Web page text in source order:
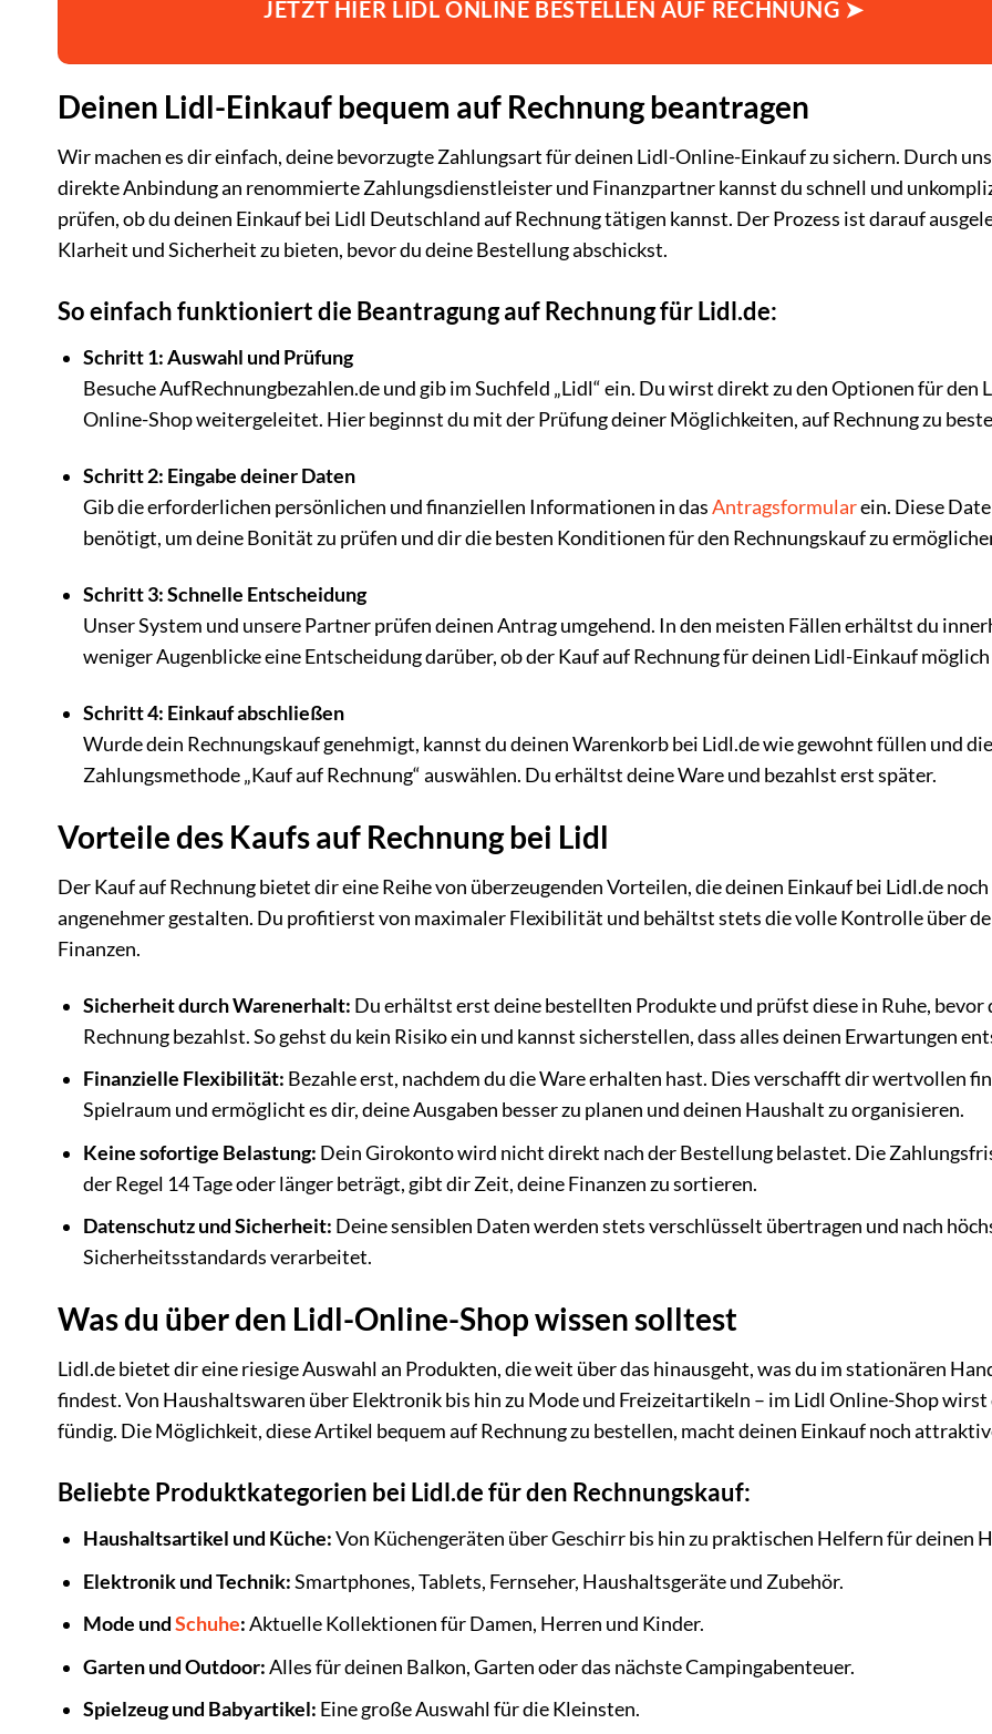
JETZT HIER LIDL ONLINE BESTELLEN AUF RECHNUNG ➤
Deinen Lidl-Einkauf bequem auf Rechnung beantragen
Wir machen es dir einfach, deine bevorzugte Zahlungsart für deinen Lidl-Online-Einkauf zu sichern. Durch
direkte Anbindung an renommierte Zahlungsdienstleister und Finanzpartner kannst du schnell und
prüfen, ob du deinen Einkauf bei Lidl Deutschland auf Rechnung tätigen kannst. Der Prozess ist darauf
Klarheit und Sicherheit zu bieten, bevor du deine Bestellung abschickst.
So einfach funktioniert die Beantragung auf Rechnung für Lidl.de:
Schritt 1: Auswahl und Prüfung
Besuche AufRechnungbezahlen.de und gib im Suchfeld „Lidl“ ein. Du wirst direkt zu den Optionen für den
Online-Shop weitergeleitet. Hier beginnst du mit der Prüfung deiner Möglichkeiten, auf Rechnung zu
Schritt 2: Eingabe deiner Daten
Gib die erforderlichen persönlichen und finanziellen Informationen in dasAntragsformularein. Diese
benötigt, um deine Bonität zu prüfen und dir die besten Konditionen für den Rechnungskauf zu
Schritt 3: Schnelle Entscheidung
Unser System und unsere Partner prüfen deinen Antrag umgehend. In den meisten Fällen erhältst du
weniger Augenblicke eine Entscheidung darüber, ob der Kauf auf Rechnung für deinen Lidl-Einkauf
Schritt 4: Einkauf abschließen
Wurde dein Rechnungskauf genehmigt, kannst du deinen Warenkorb bei Lidl.de wie gewohnt füllen und die
Zahlungsmethode „Kauf auf Rechnung“ auswählen. Du erhältst deine Ware und bezahlst erst später.
Vorteile des Kaufs auf Rechnung bei Lidl
Der Kauf auf Rechnung bietet dir eine Reihe von überzeugenden Vorteilen, die deinen Einkauf bei Lidl.de noch
angenehmer gestalten. Du profitierst von maximaler Flexibilität und behältst stets die volle Kontrolle über
Finanzen.
Sicherheit durch Warenerhalt: Du erhältst erst deine bestellten Produkte und prüfst diese in Ruhe, bevor
Rechnung bezahlst. So gehst du kein Risiko ein und kannst sicherstellen, dass alles deinen Erwartungen
Finanzielle Flexibilität: Bezahle erst, nachdem du die Ware erhalten hast. Dies verschafft dir wertvollen
Spielraum und ermöglicht es dir, deine Ausgaben besser zu planen und deinen Haushalt zu organisieren.
Keine sofortige Belastung: Dein Girokonto wird nicht direkt nach der Bestellung belastet. Die
der Regel 14 Tage oder länger beträgt, gibt dir Zeit, deine Finanzen zu sortieren.
Datenschutz und Sicherheit: Deine sensiblen Daten werden stets verschlüsselt übertragen und nach
Sicherheitsstandards verarbeitet.
Was du über den Lidl-Online-Shop wissen solltest
Lidl.de bietet dir eine riesige Auswahl an Produkten, die weit über das hinausgeht, was du im stationären
findest. Von Haushaltswaren über Elektronik bis hin zu Mode und Freizeitartikeln – im Lidl Online-Shop wirst
fündig. Die Möglichkeit, diese Artikel bequem auf Rechnung zu bestellen, macht deinen Einkauf noch
Beliebte Produktkategorien bei Lidl.de für den Rechnungskauf:
Haushaltsartikel und Küche:Von Küchengeräten über Geschirr bis hin zu praktischen Helfern für deinen
Elektronik und Technik:Smartphones, Tablets, Fernseher, Haushaltsgeräte und Zubehör.
Mode undSchuhe:Aktuelle Kollektionen für Damen, Herren und Kinder.
Garten und Outdoor:Alles für deinen Balkon, Garten oder das nächste Campingabenteuer.
Spielzeug und Babyartikel: Eine große Auswahl für die Kleinsten.